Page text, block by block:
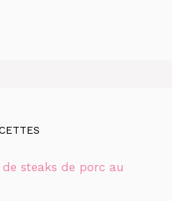
de steaks de porc au